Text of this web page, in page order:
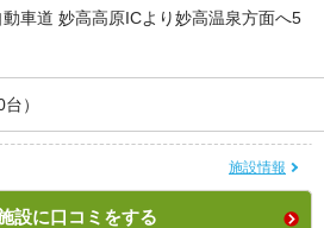
動車道 妙高高原ICより妙高温泉方面へ5
）
施設情報
設に口コミをする